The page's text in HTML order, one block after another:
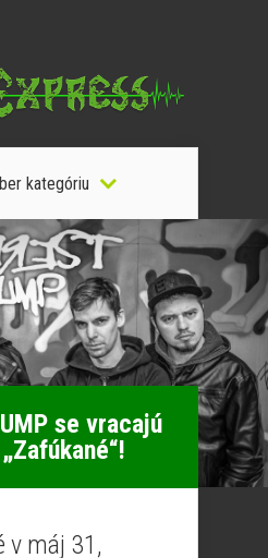
kategóriu
se vracajú
v máj 31,